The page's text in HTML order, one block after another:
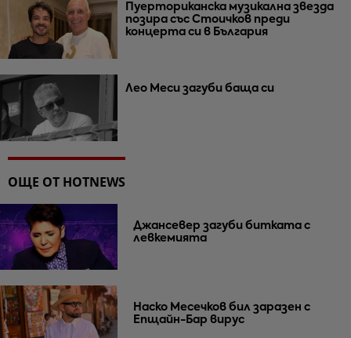
Пуерториканска музикална звезда
позира със Стоичков преди
концерта си в България
Лео Меси загуби баща си
ОЩЕ ОТ HOTNEWS
Джансевер загуби битката с
левкемията
Наско Месечков бил заразен с
Епщайн-Бар вирус